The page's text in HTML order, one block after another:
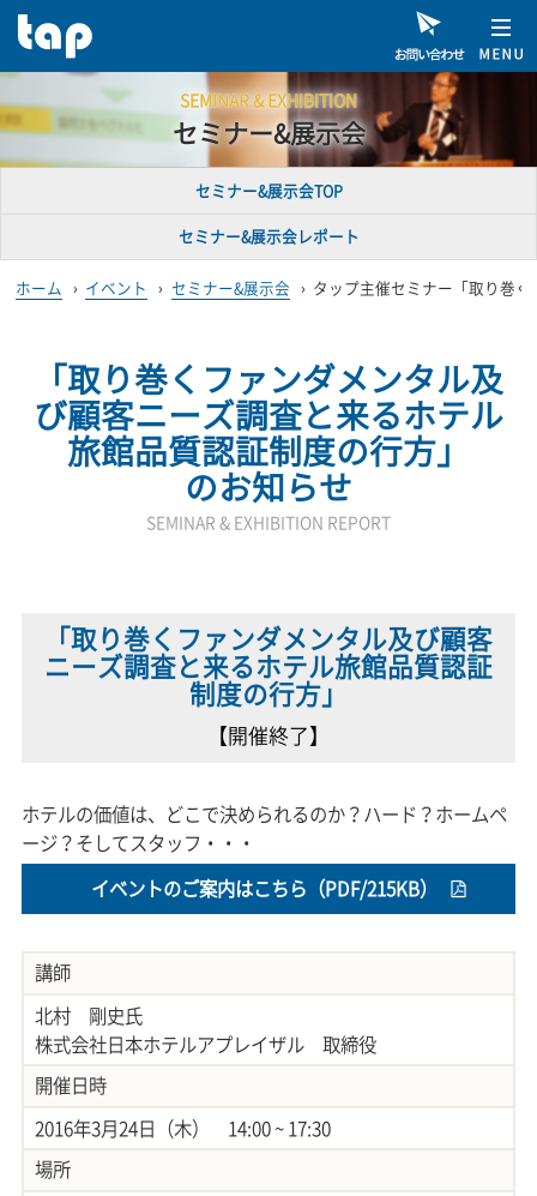
SEMINAR & EXHIBITION
セミナー&展示会
セミナー&展示会TOP
セミナー&展示会レポート
ホーム › イベント › セミナー&展示会 › タップ主催セミナー「取り巻
「取り巻くファンダメンタル及
び顧客ニーズ調査と来るホテル
旅館品質認証制度の行方」
のお知らせ
SEMINAR & EXHIBITION REPORT
「取り巻くファンダメンタル及び顧客
ニーズ調査と来るホテル旅館品質認証
制度の行方」
【開催終了】
ホテルの価値は、どこで決められるのか？ハード？ホームペ
ージ？そしてスタッフ・・・
イベントのご案内はこちら（PDF/215KB）
講師
北村 剛史氏
株式会社日本ホテルアプレイザル 取締役
開催日時
2016年3月24日（木） 14:00 ~ 17:30
場所